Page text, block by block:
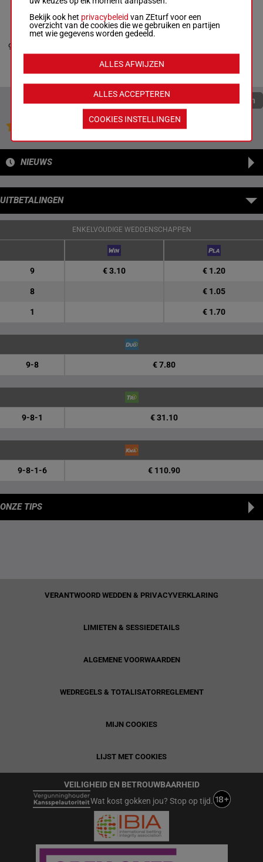
9
NEOEQUOS
Drayden Van Dyke
Saffie A. Joseph,
Box: 9 -H/4 -53
Quoteringen verversen
NIEUWS
UITBETALINGEN
ENKELVOUDIGE WEDDENSCHAPPEN
9 € 3.10 € 1.20
8 € 1.05
1 € 1.70
9-8 € 7.80
9-8-1 € 31.10
9-8-1-6 € 110.90
ONZE TIPS
VERANTWOORD WEDDEN & PRIVACYVERKLARING
LIMIETEN & SESSIEDETAILS
ALGEMENE VOORWAARDEN
WEDREGELS & TOTALISATORREGLEMENT
MIJN COOKIES
LIJST MET COOKIES
VEILIGHEID EN BETROUWBAARHEID
Wat kost gokken jou? Stop op tijd.
Bekijk ook het privacybeleid van ZEturf voor een
overzicht van de cookies die we gebruiken en partijen
met wie gegevens worden gedeeld.
ALLES ACCEPTEREN
ALLES AFWIJZEN
COOKIES INSTELLINGEN